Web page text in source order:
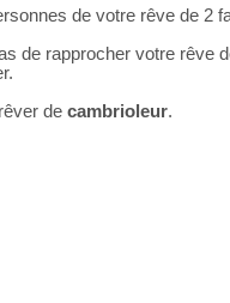
de votre rêve de 2
de rapprocher votre rêve
decambrioleur.